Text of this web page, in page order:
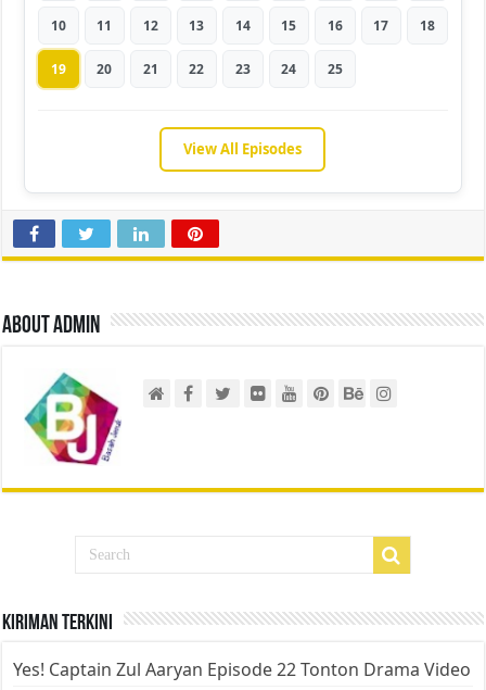
10 11 12 13 14 15 16 17 18
19 20 21 22 23 24 25
View All Episodes
About admin
Kiriman Terkini
Yes! Captain Zul Aaryan Episode 22 Tonton Drama Video